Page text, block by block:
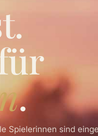
.
Spielerinnen sind